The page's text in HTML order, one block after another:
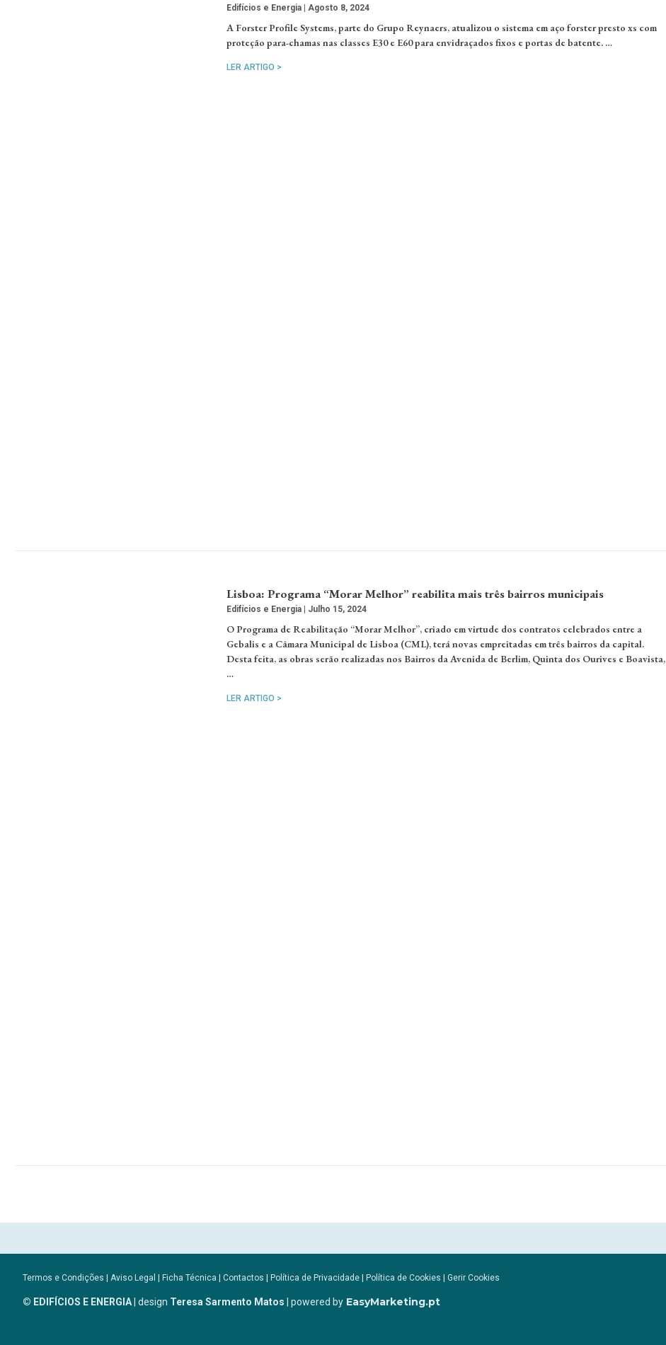
Edifícios e Energia Agosto 8, 2024
A Forster Profile Systems, parte do Grupo Reynaers, atualizou o sistema em aço forster presto xs com
proteção para-chamas nas classes E30 e E60 para envidraçados fixos e portas de batente. …
LER ARTIGO >
Lisboa: Programa “Morar Melhor” reabilita mais três bairros municipais
Edifícios e Energia Julho 15, 2024
O Programa de Reabilitação “Morar Melhor”, criado em virtude dos contratos celebrados entre a
Gebalis e a Câmara Municipal de Lisboa (CML), terá novas empreitadas em três bairros da capital.
Desta feita, as obras serão realizadas nos Bairros da Avenida de Berlim, Quinta dos Ourives e Boavista,
…
LER ARTIGO >
Termos e Condições Aviso Legal Ficha Técnica Contactos Política de Privacidade Política de Cookies Gerir Cookies
© EDIFÍCIOS E ENERGIA | design Teresa Sarmento Matos | powered by EasyMarketing.pt